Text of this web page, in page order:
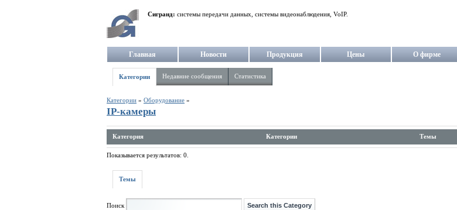
Сигранд: системы передачи данных, системы видеонаблюдения, VoIP.
Главная Новости Продукция Цены О фирме
Категории Недавние сообщения Статистика
Категории » Оборудование »
IP-камеры
Категория Категории Темы
Показывается результатов: 0.
Темы
Поиск